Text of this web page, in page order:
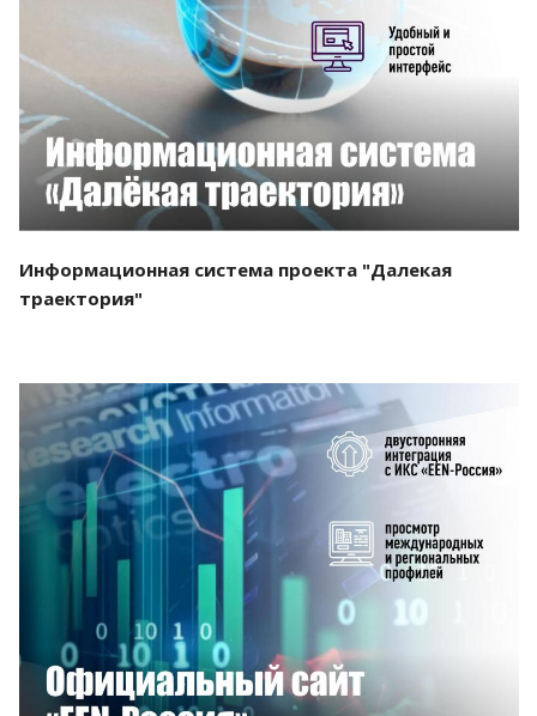
Смотреть проект
Информационная система проекта "Далекая
траектория"
Смотреть проект